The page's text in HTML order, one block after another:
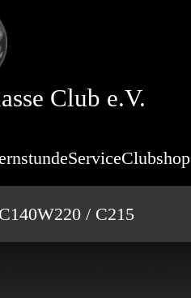
Club e.V.
ServiceClubshop
W220 / C215